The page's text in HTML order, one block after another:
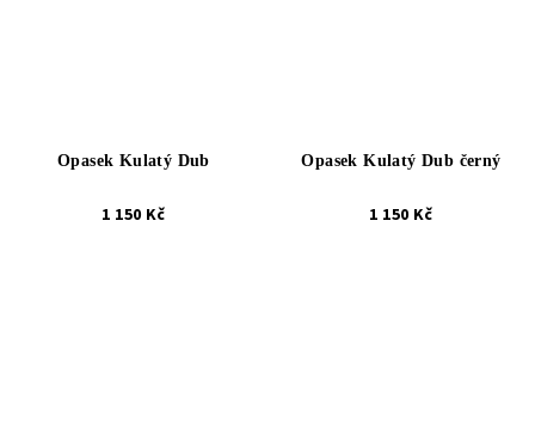
Opasek Kulatý Dub
1 150 Kč
Opasek Kulatý Dub černý
1 150 Kč